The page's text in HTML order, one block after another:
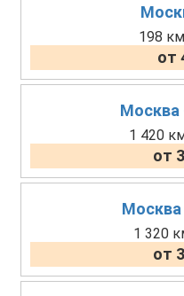
198
от
Москва
1 420
от
1 320
от